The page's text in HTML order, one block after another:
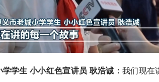
学生 小小红色宣讲员 耿浩诚： 我们现在